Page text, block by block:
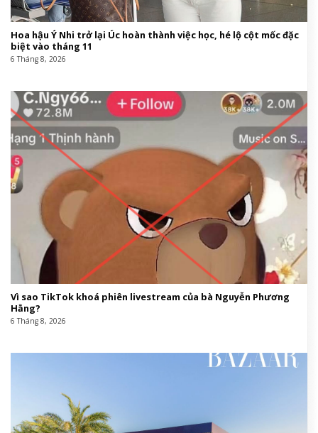
Hoa hậu Ý Nhi trở lại Úc hoàn thành việc học, hé lộ cột mốc đặc
biệt vào tháng 11
6 Tháng 8, 2026
Vì sao TikTok khoá phiên livestream của bà Nguyễn Phương
Hằng?
6 Tháng 8, 2026